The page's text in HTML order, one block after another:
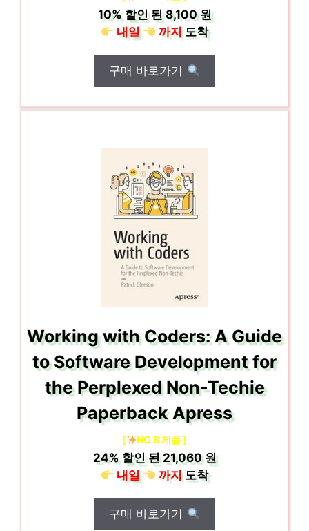
10%할인 된8,100 원
내일
까지도착
구매 바로가기
Working with Coders: A Guide
to Software Development for
the Perplexed Non-Techie
Paperback Apress
[ NO.8 제품 ]
24%할인 된21,060 원
내일
까지도착
구매 바로가기